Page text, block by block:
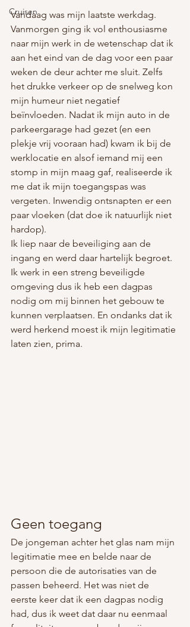
Cruisen
Vandaag was mijn laatste werkdag.
Vanmorgen ging ik vol enthousiasme
naar mijn werk in de wetenschap dat ik
aan het eind van de dag voor een paar
weken de deur achter me sluit. Zelfs
het drukke verkeer op de snelweg kon
mijn humeur niet negatief
beïnvloeden. Nadat ik mijn auto in de
parkeergarage had gezet (en een
plekje vrij vooraan had) kwam ik bij de
werklocatie en alsof iemand mij een
stomp in mijn maag gaf, realiseerde ik
me dat ik mijn toegangspas was
vergeten. Inwendig ontsnapten er een
paar vloeken (dat doe ik natuurlijk niet
hardop).
Ik liep naar de beveiliging aan de
ingang en werd daar hartelijk begroet.
Ik werk in een streng beveiligde
omgeving dus ik heb een dagpas
nodig om mij binnen het gebouw te
kunnen verplaatsen. En ondanks dat ik
werd herkend moest ik mijn legitimatie
laten zien, prima.
Geen toegang
De jongeman achter het glas nam mijn
legitimatie mee en belde naar de
persoon die de autorisaties van de
passen beheerd. Het was niet de
eerste keer dat ik een dagpas nodig
had, dus ik weet dat daar nu eenmaal